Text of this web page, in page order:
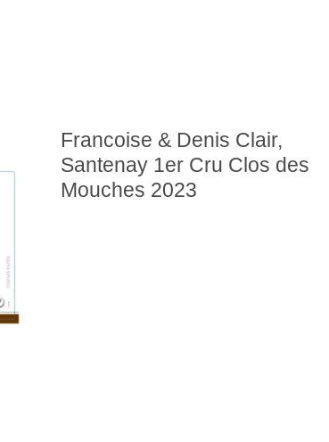
Francoise & Denis Clair,
Santenay 1er Cru Clos des
Mouches 2023